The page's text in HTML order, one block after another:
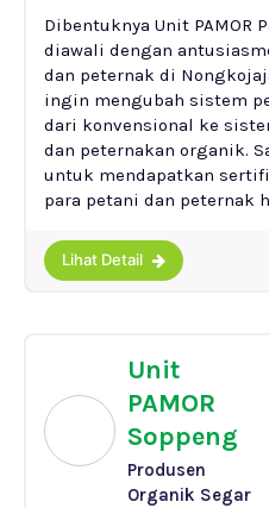
Dibentuknya Unit PAMOR
diawali dengan
dan peternak di
ingin mengubah sistem
dari konvensional ke
dan peternakan organik.
untuk mendapatkan
para petani dan peternak
Lihat Detail
Unit
PAMOR
Soppeng
Produsen
Organik Segar